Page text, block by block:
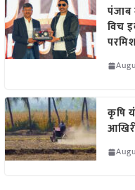
पंजाब
विच
कृषि